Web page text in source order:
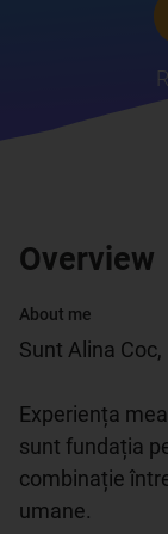
Overview
About me
Sunt Alina
Experiența
sunt fundația
combinație
umane. ​